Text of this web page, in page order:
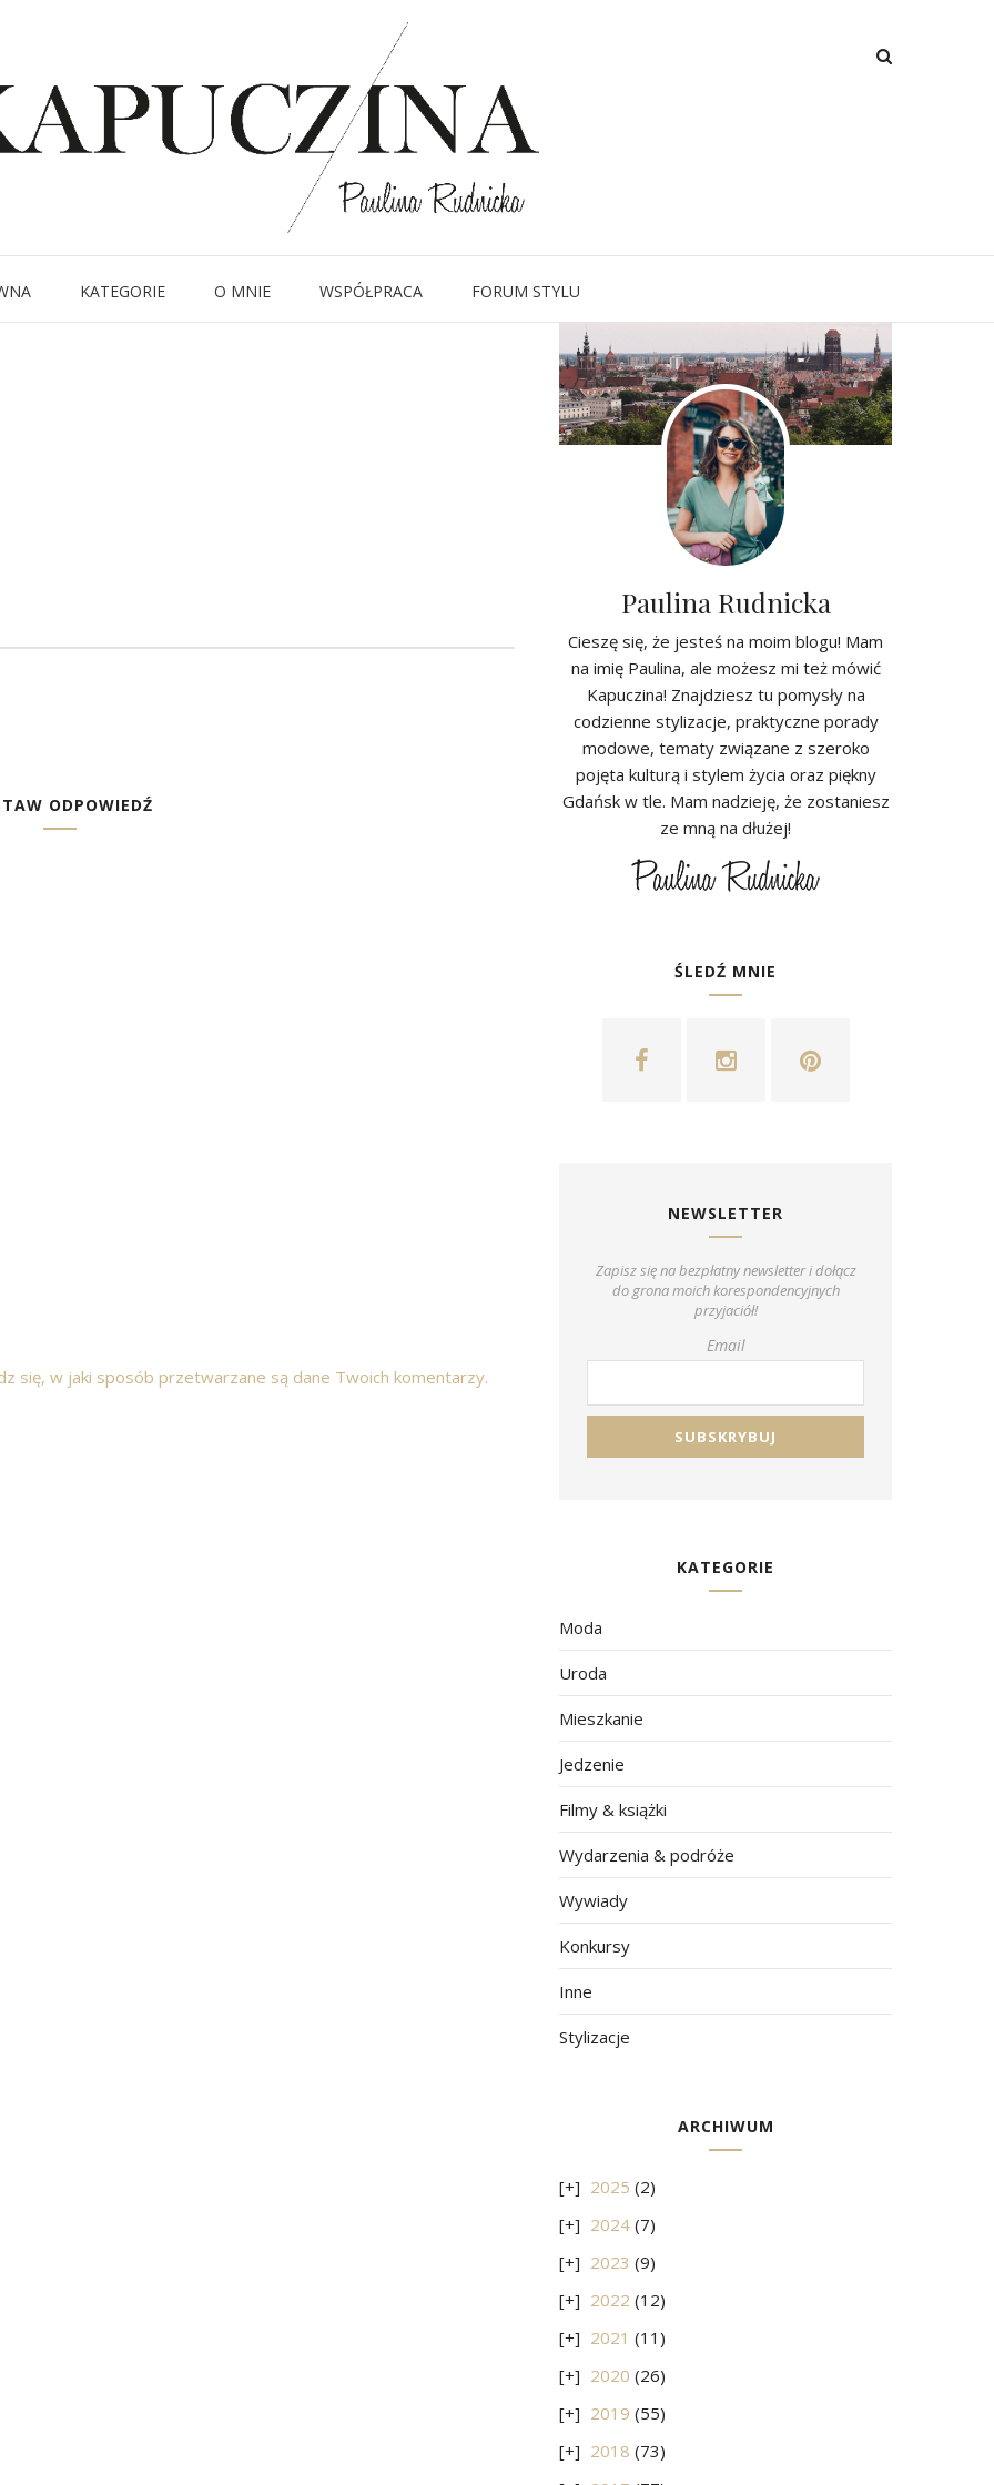
KATEGORIE O MNIE WSPÓŁPRACA FORUM STYLU
image00003-3
Written byKapuczina in
ODPOWIEDŹ
się, w jaki sposób przetwarzane są dane Twoich komentarzy.
Paulina Rudnicka
Cieszę się, że jesteś na moim blogu! Mam
na imię Paulina, ale możesz mi też mówić
Kapuczina! Znajdziesz tu pomysły na
codzienne stylizacje, praktyczne porady
modowe, tematy związane z szeroko
pojęta kulturą i stylem życia oraz piękny
Gdańsk w tle. Mam nadzieję, że zostaniesz
ze mną na dłużej!
ŚLEDŹ MNIE
NEWSLETTER
Zapisz się na bezpłatny newsletter i dołącz
do grona moich korespondencyjnych
przyjaciół!
Email
KATEGORIE
Moda
Uroda
Mieszkanie
Jedzenie
Filmy & książki
Wydarzenia & podróże
Wywiady
Konkursy
Inne
Stylizacje
ARCHIWUM
2025 (2)
2024 (7)
2023 (9)
2022 (12)
2021 (11)
2020 (26)
2019 (55)
2018 (73)